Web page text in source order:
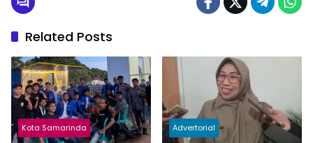
Related Posts
Kota Samarinda Advertorial